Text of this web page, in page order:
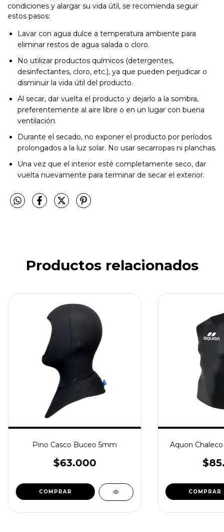
condiciones y alargar su vida útil, se recomienda seguir
estos pasos:
Lavar con agua dulce a temperatura ambiente para
eliminar restos de agua salada o cloro.
No utilizar productos químicos (detergentes,
desinfectantes, cloro, etc.), ya que pueden perjudicar o
disminuir la vida útil del producto.
Al secar, dar vuelta el producto y dejarlo a la sombra,
preferentemente al aire libre o en un lugar con buena
ventilación.
Durante el secado, no exponer el producto por períodos
prolongados a la luz solar. No usar secarropas ni planchas.
Una vez que el interior esté completamente seco, dar
vuelta nuevamente para terminar de secar el exterior.
Productos relacionados
Pino Casco Buceo 5mm
$63.000
COMPRAR
Aquon
COMPRAR